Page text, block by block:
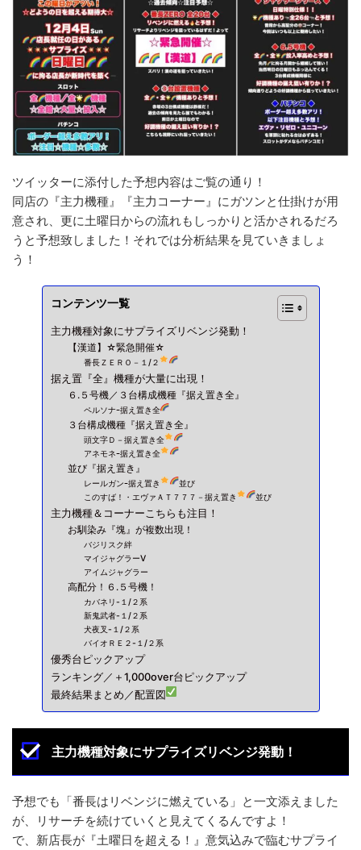
ツイッターに添付した予想内容はご覧の通り！
同店の『主力機種』『主力コーナー』にガツンと仕掛けが用
意され、更に土曜日からの流れもしっかりと活かされるだろ
うと予想致しました！それでは分析結果を見ていきましょ
う！
コンテンツ一覧
主力機種対象にサプライズリベンジ発動！
【漢道】☆緊急開催☆
番長ＺＥＲＯ－１/２
据え置『全』機種が大量に出現！
６.５号機／３台構成機種『据え置き全』
ペルソナｰ据え置き全
３台構成機種『据え置き全』
頭文字Ｄ－据え置き全
アネモネｰ据え置き全
並び『据え置き』
レールガンｰ据え置き
並び
このすば！・エヴァＡＴ７７７－据え置き
並び
主力機種＆コーナーこちらも注目！
お馴染み『塊』が複数出現！
バジリスク絆
マイジャグラーⅤ
アイムジャグラー
高配分！６.５号機！
カバネリ-１/２系
新鬼武者-１/２系
犬夜叉-１/２系
バイオＲＥ２-１/２系
優秀台ピックアップ
ランキング／＋1,000over台ピックアップ
最終結果まとめ／配置図
主力機種対象にサプライズリベンジ発動！
予想でも「番長はリベンジに燃えている」と一文添えました
が、リサーチを続けていくと見えてくるんですよ！
で、新店長が『土曜日を超える！』意気込みで臨むサプライ